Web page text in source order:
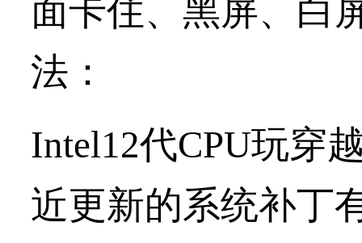
面卡住、黑屏、白
法：
Intel12代CPU玩穿
近更新的系统补丁